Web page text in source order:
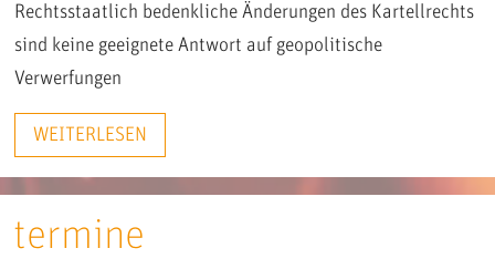
Rechtsstaatlich bedenkliche Änderungen des Kartellrechts
sind keine geeignete Antwort auf geopolitische
Verwerfungen
termine